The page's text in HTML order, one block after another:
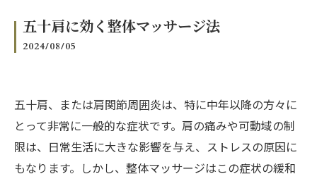
五十肩に効く整体マッサージ法
2024/08/05
五十肩、または肩関節周囲炎は、特に中年以降の方々に
とって非常に一般的な症状です。肩の痛みや可動域の制
限は、日常生活に大きな影響を与え、ストレスの原因に
もなります。しかし、整体マッサージはこの症状の緩和